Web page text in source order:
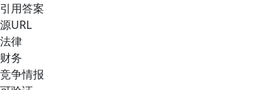
引用答案
源URL
法律
财务
竞争情报